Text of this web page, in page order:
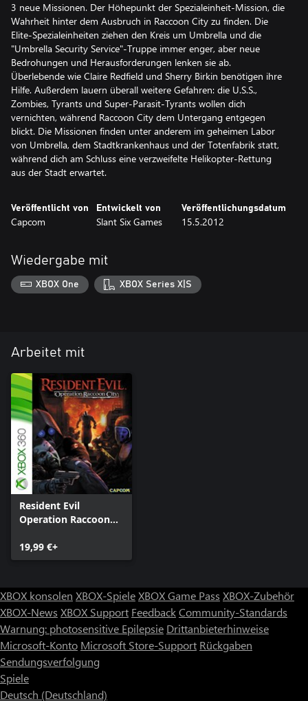
3 neue Missionen. Der Höhepunkt der Spezialeinheit-Mission, die
Wahrheit hinter dem Ausbruch in Raccoon City zu finden. Die
Elite-Spezialeinheiten ziehen den Kreis um Umbrella und die
"Umbrella Security Service"-Truppe immer enger, aber neue
Bedrohungen und Herausforderungen lenken sie ab.
Überlebende wie Claire Redfield und Sherry Birkin benötigen ihre
Hilfe. Außerdem lauern überall weitere Gefahren: die U.S.S.,
Zombies, Tyrants und Super-Parasit-Tyrants wollen dich
vernichten, während Raccoon City dem Untergang entgegen
blickt. Die Missionen finden unter anderem im geheimen Labor
von Umbrella, dem Stadtkrankenhaus und der Totenfabrik statt,
während dich am Schluss eine verzweifelte Helikopter-Rettung
Veröffentlicht von
Capcom
Entwickelt von
Slant Six Games
Veröffentlichungsdatum
15.5.2012
Wiedergabe mit
XBOX One XBOX Series X|S
Arbeitet mit
Resident Evil
Operation Raccoon
19,99 €+
XBOX konsolen XBOX-SpieleXBOX Game Pass XBOX-Zubehör
XBOX-News XBOX Support FeedbackCommunity-Standards
Warnung: photosensitive Epilepsie Drittanbieterhinweise
Microsoft-Konto Microsoft Store-Support Rückgaben
Sendungsverfolgung
Spiele
Deutsch (Deutschland)